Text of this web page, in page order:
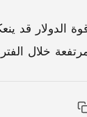
الدولار قد
خلال